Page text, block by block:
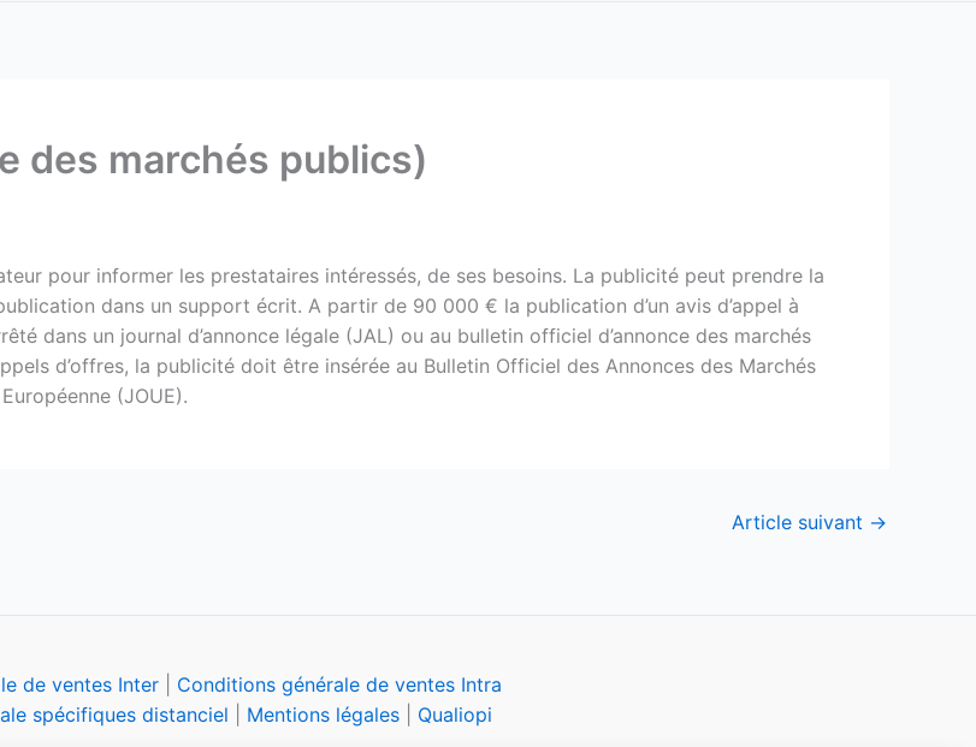
des marchés publics)
pour informer les prestataires intéressés, de ses besoins. La publicité peut prendre la
dans un support écrit. A partir de 90 000 € la publication d’un avis d’appel à
dans un journal d’annonce légale (JAL) ou au bulletin officiel d’annonce des marchés
d’offres, la publicité doit être insérée au Bulletin Officiel des Annonces des Marchés
(JOUE).
Article suivant →
de ventes Inter| Conditions générale de ventes Intra
spécifiques distanciel
Mentions légales| Qualiopi